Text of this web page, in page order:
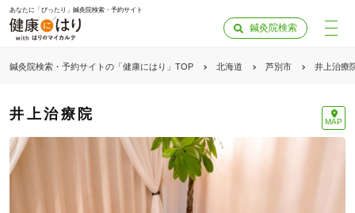
あなたに「ぴったり」鍼灸院検索・予約サイト
鍼灸院検索
鍼灸院検索・予約サイトの「健康にはり」TOP 北海道 芦別市 井上治療
井上治療院 MAP